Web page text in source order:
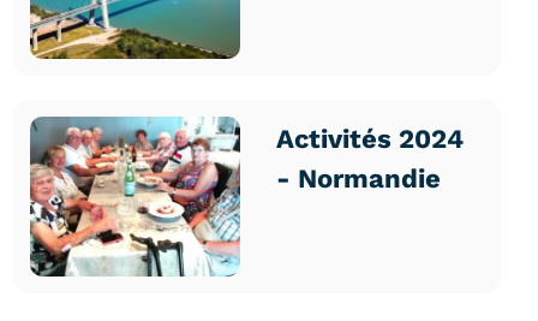
Activités 2024
- Normandie